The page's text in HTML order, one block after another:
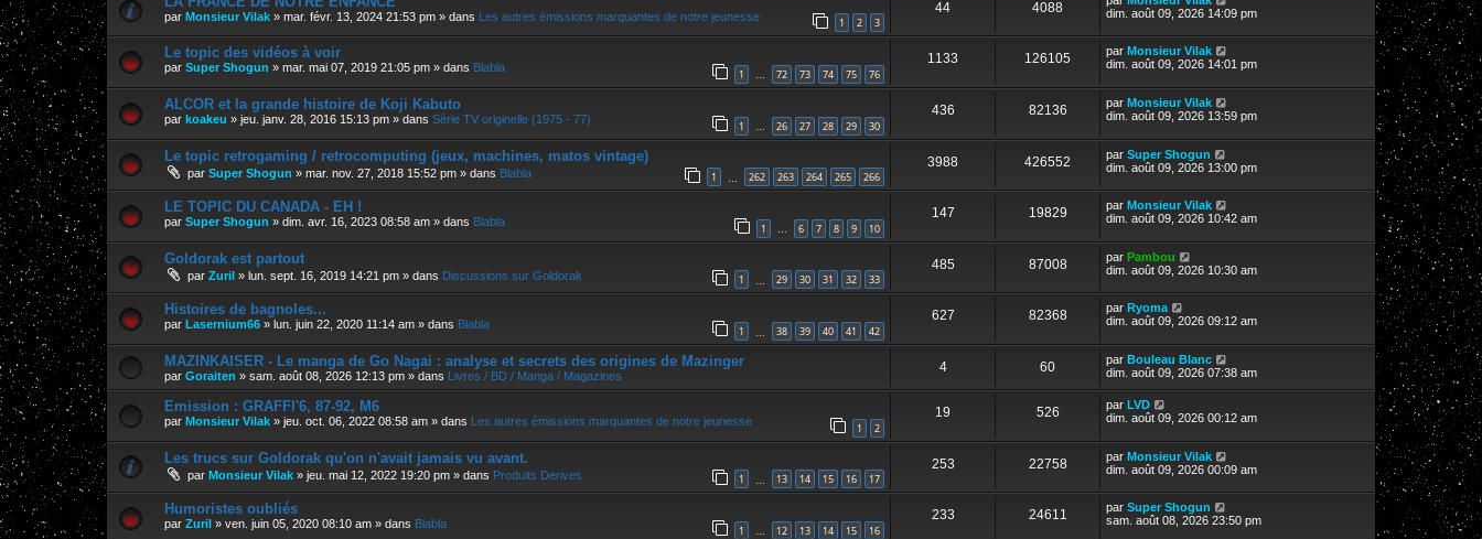
par Monsieur Vilak » mar. févr. 13, 2024 21:53 pm » dans Les autres émissions marquantes de notre jeunesse 1 2 3
44 4088
dim. août 09, 2026 14:09 pm
Le topic des vidéos à voir
par Super Shogun » mar. mai 07, 2019 21:05 pm » dans Blabla 1 … 72 73 74 75 76
1133 126105 par Monsieur Vilak
dim. août 09, 2026 14:01 pm
ALCOR et la grande histoire de Koji Kabuto
par koakeu » jeu. janv. 28, 2016 15:13 pm » dans Série TV originelle (1975 - 77) 1 26 27 28 29 30
436 82136 par Monsieur Vilak
dim. août 09, 2026 13:59 pm
Le topic retrogaming / retrocomputing (jeux, machines, matos vintage)
par Super Shogun » mar. nov. 27, 2018 15:52 pm » dans Blabla 1 262 263 264 265 266
3988 426552 par Super Shogun
dim. août 09, 2026 13:00 pm
LE TOPIC DU CANADA - EH !
par Super Shogun » dim. avr. 16, 2023 08:58 am » dans Blabla 1 … 6 7 8 9 10
147 19829 par Monsieur Vilak
dim. août 09, 2026 10:42 am
Goldorak est partout
par Zuril » lun. sept. 16, 2019 14:21 pm » dans Discussions sur Goldorak 1 29 30 31 32 33
485 87008 par Pambou
dim. août 09, 2026 10:30 am
Histoires de bagnoles...
par Lasernium66 » lun. juin 22, 2020 11:14 am » dans Blabla 1 38 39 40 41 42
627 82368 par Ryoma
dim. août 09, 2026 09:12 am
MAZINKAISER - Le manga de Go Nagai : analyse et secrets des origines de Mazinger
par Goraiten » sam. août 08, 2026 12:13 pm » dans Livres / BD / Manga / Magazines
4 60 par Bouleau Blanc
dim. août 09, 2026 07:38 am
Emission : GRAFFI'6, 87-92, M6
par Monsieur Vilak » jeu. oct. 06, 2022 08:58 am » dans Les autres émissions marquantes de notre jeunesse 1 2
19 526 par LVD
dim. août 09, 2026 00:12 am
Les trucs sur Goldorak qu'on n'avait jamais vu avant.
par Monsieur Vilak » jeu. mai 12, 2022 19:20 pm » dans Produits Derives 1 13 14 15 16 17
253 22758 par Monsieur Vilak
dim. août 09, 2026 00:09 am
Humoristes oubliés
par Zuril » ven. juin 05, 2020 08:10 am » dans Blabla 1 … 12 13 14 15 16
233 24611 par Super Shogun
sam. août 08, 2026 23:50 pm